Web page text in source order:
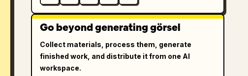
Go beyond generating görsel
Collect materials, process them, generate
finished work, and distribute it from one AI
workspace.